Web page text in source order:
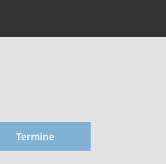
Termine